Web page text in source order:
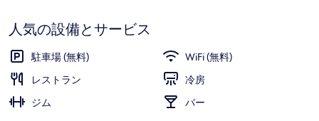
す
人気の設備とサービス
駐車場 (無料)
WiFi (無料)
レストラン
冷房
ジム
バー